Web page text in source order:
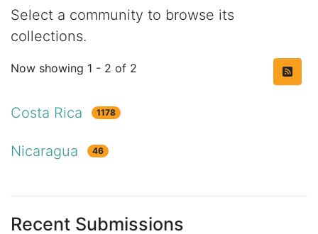
Select a community to browse its
collections.
Now showing 1 - 2 of 2
Costa Rica 1178
Nicaragua 46
Recent Submissions